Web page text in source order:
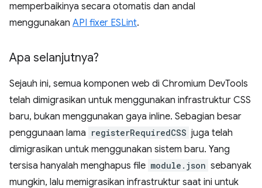
memperbaikinya secara otomatis dan andal
menggunakan API fixer ESLint.
Apa selanjutnya?
Sejauh ini, semua komponen web di Chromium DevTools
telah dimigrasikan untuk menggunakan infrastruktur CSS
baru, bukan menggunakan gaya inline. Sebagian besar
penggunaan lama registerRequiredCSS juga telah
dimigrasikan untuk menggunakan sistem baru. Yang
tersisa hanyalah menghapus file module.json sebanyak
mungkin, lalu memigrasikan infrastruktur saat ini untuk